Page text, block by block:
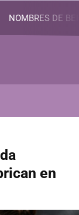
NOMBRES DE
en